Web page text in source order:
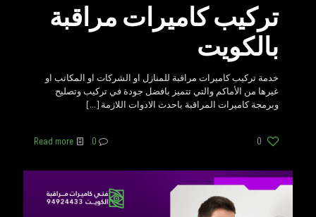
تركيب كاميرات مراقبة
بالكويت
خدمة تركيب كاميرات مراقبة للمنازل او الشركات او المكاتب او
غيرها من الأماكم والتي تتميز بافضل جودة في تركيب وتصليح
وبرمجة كاميرات المراقبة باحدث الادوات اللازمة […]
0
0
Read more